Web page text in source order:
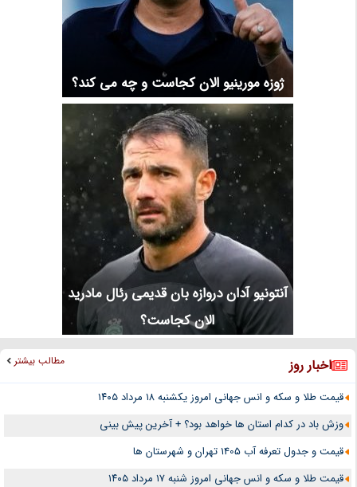
ژوزه مورینیو الان کجاست و چه می کند؟
آنتونیو آدان دروازه بان قدیمی رئال مادرید
الان کجاست؟
اخبار روز مطالب بیشتر
قیمت طلا و سکه و انس جهانی امروز یکشنبه ۱۸ مرداد ۱۴۰۵
وزش باد در کدام استان ها خواهد بود؟ + آخرین پیش بینی
قیمت و جدول تعرفه آب 1405 تهران و شهرستان ها
قیمت طلا و سکه و انس جهانی امروز شنبه ۱۷ مرداد ۱۴۰۵